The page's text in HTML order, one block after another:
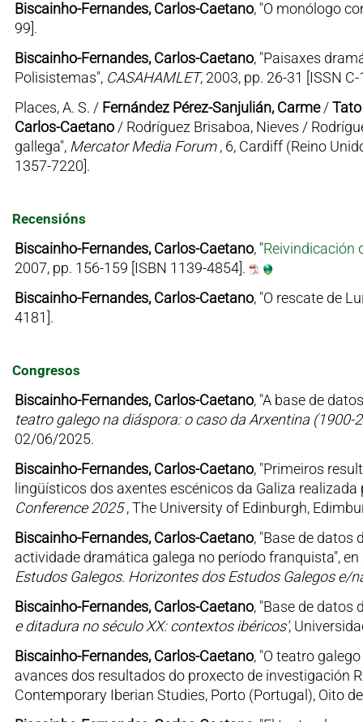
Biscainho-Fernandes, Carlos-Caetano, "O monólogo
99].
Biscainho-Fernandes, Carlos-Caetano, "Paisaxes
Polisistemas", CASAHAMLET, 2003, pp. 26-31 [ISSN
Places, A. S. / Fernández Pérez-Sanjulián, Carme/
Carlos-Caetano/ Rodríguez Brisaboa, Nieves /
gallega", Mercator Media Forum, 6, Cardiff (Reino
1357-7220].
Recensións
Biscainho-Fernandes, Carlos-Caetano, "Reivindicación
2007, pp. 156-159 [ISBN 1139-4854].
Biscainho-Fernandes, Carlos-Caetano, "O rescate de
4181].
Congresos
Biscainho-Fernandes, Carlos-Caetano, "A base de
teatro galego na diáspora: o caso da Arxentina (1900-
02/06/2025.
Biscainho-Fernandes, Carlos-Caetano, "Primeiros
lingüísticos dos axentes escénicos da Galiza
Conference 2025, The University of Edinburgh,
Biscainho-Fernandes, Carlos-Caetano, "Base de datos
actividade dramática galega no período franquista", en
Estudos Galegos. Horizontes dos Estudos Galegos e/
Biscainho-Fernandes, Carlos-Caetano, "Base de datos
e ditadura no século XX: contextos ibéricos',
Biscainho-Fernandes, Carlos-Caetano, "O teatro
avances dos resultados do proxecto de investigación
Contemporary Iberian Studies, Porto (Portugal), Oito